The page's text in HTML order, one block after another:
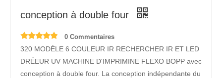
conception à double four
0 Commentaires
320 MODÈLE 6 COULEUR IR RECHERCHER IR ET LED
DRÉEUR UV MACHINE D'IMPRIMINE FLEXO BOPP avec
conception à double four. La conception indépendante du